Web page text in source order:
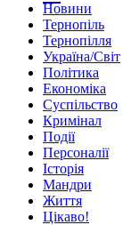
Новини
Тернопіль
Тернопілля
Україна/Світ
Політика
Економіка
Суспільство
Кримінал
Події
Персоналії
Історія
Мандри
Життя
Цікаво!